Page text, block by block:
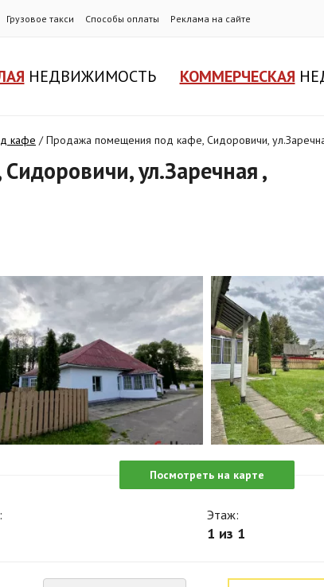
Грузовое такси Способы оплаты Реклама на сайте
НЕДВИЖИМОСТЬ КОММЕРЧЕСКАЯ
кафе /Продажа помещения под кафе, Сидоровичи,
ул.Заречная ,
Посмотреть на карте
Этаж:
1 из 1